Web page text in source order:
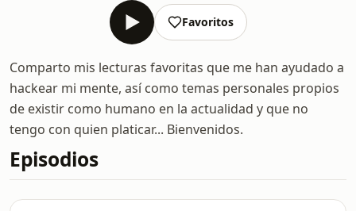
Favoritos
Comparto mis lecturas favoritas que me han ayudado a
hackear mi mente, así como temas personales propios
de existir como humano en la actualidad y que no
tengo con quien platicar... Bienvenidos.
Episodios